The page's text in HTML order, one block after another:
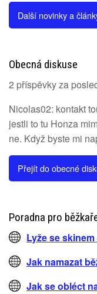
Další novinky a
Obecná diskuse
2 příspěvky za
Nicolas02: kontakt
jestli to tu Honza
ne. Když byste mi
Přejít do obecné
Poradna pro
Lyže se
Jak namazat
Jak se obléct